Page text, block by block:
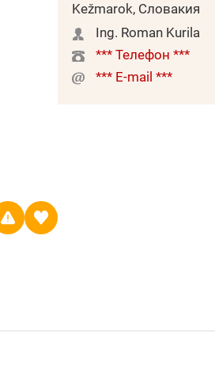
Kežmarok, Словакия
Ing. Roman Kurila
*** Телефон ***
*** E-mail ***